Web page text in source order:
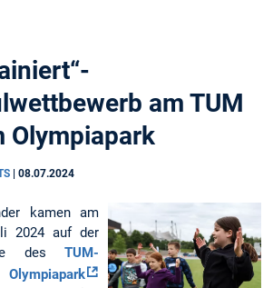
am TUM
Olympiapark
08.07.2024
kamen am
2024 auf der
desTUM-